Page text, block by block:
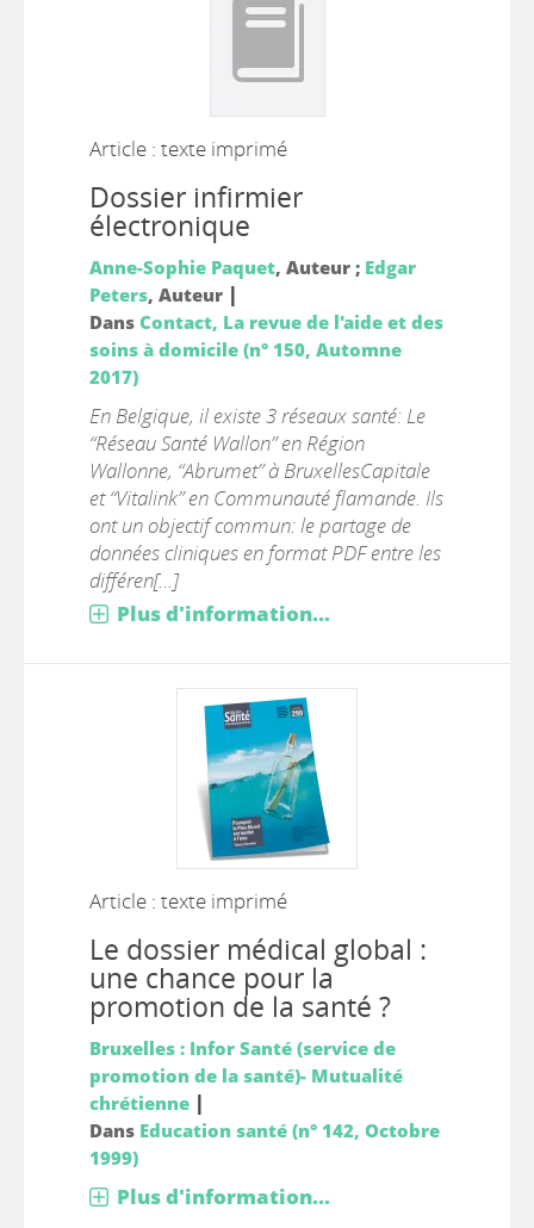
Article : texte imprimé
Dossier infirmier
électronique
Anne-Sophie Paquet, Auteur ; Edgar
Peters, Auteur |
Dans Contact, La revue de l'aide et des
soins à domicile (n° 150, Automne
2017)
En Belgique, il existe 3 réseaux santé: Le
“Réseau Santé Wallon” en Région
Wallonne, “Abrumet” à BruxellesCapitale
et “Vitalink” en Communauté flamande. Ils
ont un objectif commun: le partage de
données cliniques en format PDF entre les
différen[...]
Plus d'information...
Article : texte imprimé
Le dossier médical global :
une chance pour la
promotion de la santé ?
Bruxelles : Infor Santé (service de
promotion de la santé)- Mutualité
chrétienne|
Dans Education santé (n° 142, Octobre
1999)
Plus d'information...